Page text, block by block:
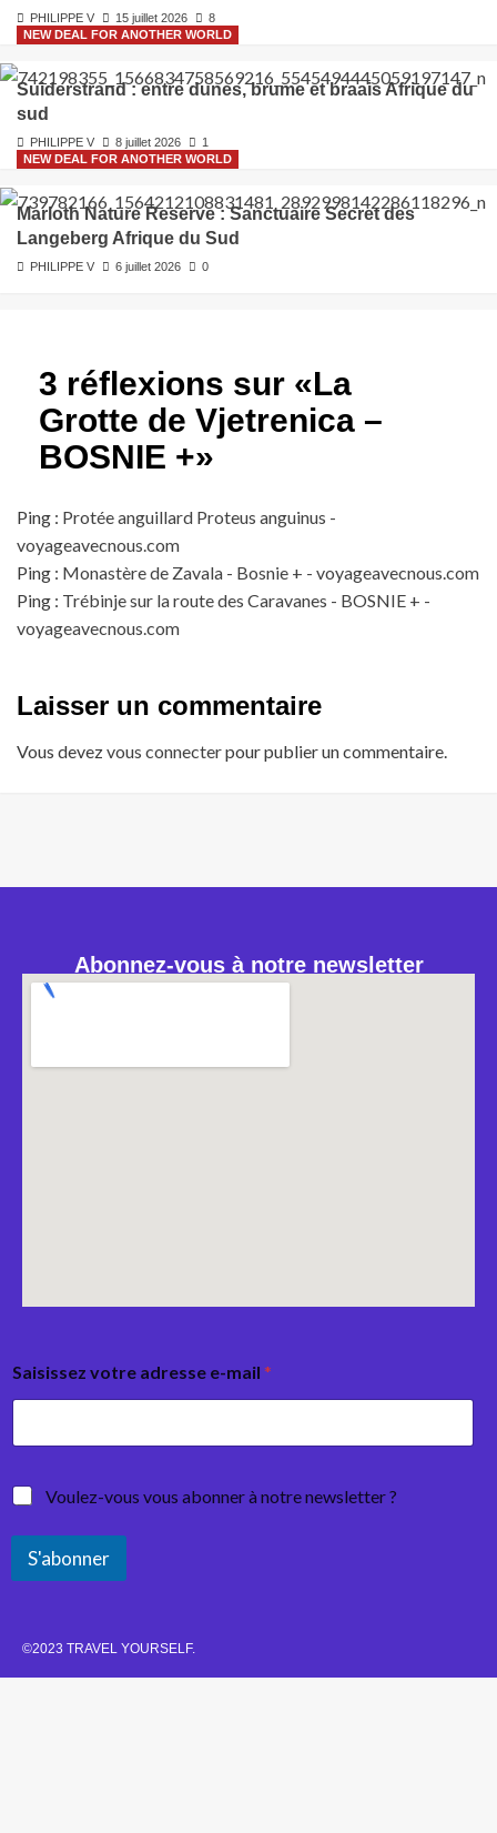
PHILIPPE V 15 juillet 2026
8
NEW DEAL FOR ANOTHER WORLD
Suiderstrand : entre dunes, brume et braais Afrique du
sud
PHILIPPE V 8 juillet 2026
1
NEW DEAL FOR ANOTHER WORLD
Marloth Nature Reserve : Sanctuaire Secret des
Langeberg Afrique du Sud
PHILIPPE V 6 juillet 2026 0
3 réflexions sur «La
Grotte de Vjetrenica –
BOSNIE +»
Ping : Protée anguillard Proteus anguinus -
voyageavecnous.com
Ping : Monastère de Zavala - Bosnie + - voyageavecnous.com
Ping : Trébinje sur la route des Caravanes - BOSNIE + -
voyageavecnous.com
Laisser un commentaire
Vous devezvous connecterpour publier un commentaire.
Abonnez-vous à notre newsletter
Saisissez votre adresse e-mail *
Voulez-vous vous abonner à notre newsletter ?
S'abonner
©2023 TRAVEL YOURSELF.